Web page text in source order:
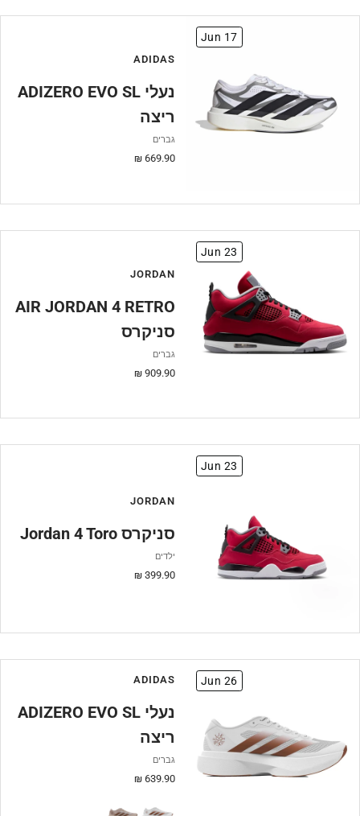
Jun 17
ADIDAS
ADIZERO EVO SL נעלי
ריצה
גברים
מחיר
669.90 ₪
Jun 23
JORDAN
AIR JORDAN 4 RETRO
סניקרס
גברים
מחיר
909.90 ₪
Jun 23
JORDAN
Jordan 4 Toro סניקרס
ילדים
מחיר
399.90 ₪
Jun 26
ADIDAS
ADIZERO EVO SL נעלי
ריצה
גברים
מחיר
639.90 ₪